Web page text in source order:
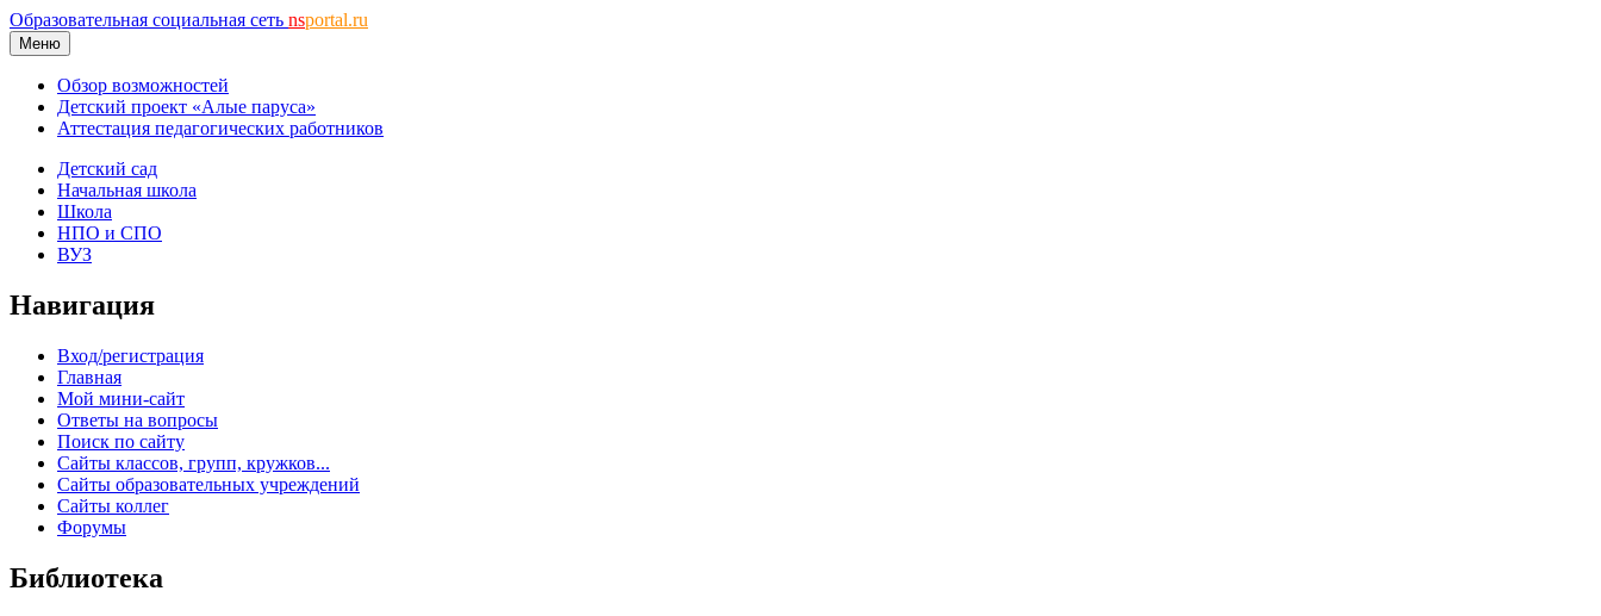
Образовательная социальная сеть nsportal.ru
Меню
Обзор возможностей
Детский проект «Алые паруса»
Аттестация педагогических работников
Детский сад
Начальная школа
Школа
НПО и СПО
ВУЗ
Навигация
Вход/регистрация
Главная
Мой мини-сайт
Ответы на вопросы
Поиск по сайту
Сайты классов, групп, кружков...
Сайты образовательных учреждений
Сайты коллег
Форумы
Библиотека